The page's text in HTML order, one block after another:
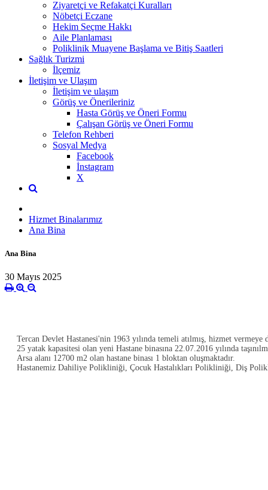
Ziyaretçi ve Refakatçi Kuralları
Nöbetçi Eczane
Hekim Seçme Hakkı
Aile Planlaması
Poliklinik Muayene Başlama ve Bitiş Saatleri
Sağlık Turizmi
İlçemiz
İletişim ve Ulaşım
İletişim ve ulaşım
Görüş ve Önerileriniz
Hasta Görüş ve Öneri Formu
Çalışan Görüş ve Öneri Formu
Telefon Rehberi
Sosyal Medya
Facebook
İnstagram
X
Hizmet Binalarımız
Ana Bina
Ana Bina
30 Mayıs 2025
Tercan Devlet Hastanesi'nin 1963 yılında temeli atılmış, hizmet vermeye
25 yatak kapasitesi olan yeni Hastane binasına 22.07.2016 yılında
Arsa alanı 12700 m2 olan hastane binası 1 bloktan oluşmaktadır.
Hastanemiz Dahiliye Polikliniği, Çocuk Hastalıkları Polikliniği, Diş